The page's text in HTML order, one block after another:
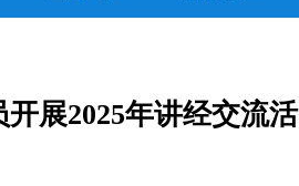
展2025年讲经交流活